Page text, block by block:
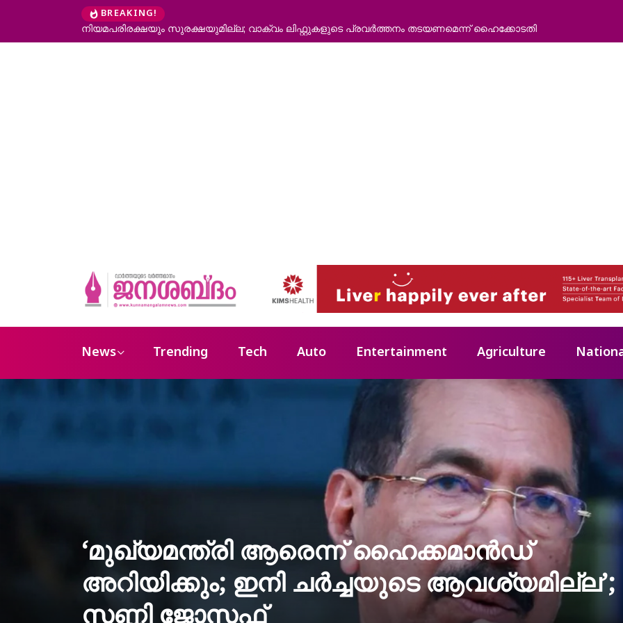
BREAKING!
ഹൈക്കോടതിആറന്മുളയിൽ ദുരിതാശ്വാസത്തിനെത്തിയ ഓഫ് റോഡ് വാഹനത്തിന് പിഴ ചുമത്തി എംവിഡി
News Trending Tech Auto Entertainment Agriculture
‘മുഖ്യമന്ത്രി ആരെന്ന് ഹൈക്കമാൻഡ്
അറിയിക്കും; ഇനി ചർച്ചയുടെ ആവശ്യമില്ല’;
സണ്ണി ജോസഫ്